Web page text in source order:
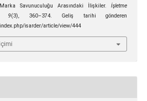
Savunuculuğu Arasındaki İlişkiler.İşletme
9(3), 360–374. Geliş tarihi gönderen
isarder/article/view/444